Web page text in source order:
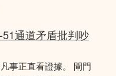
通道矛盾批判吵
事正直看證據。 閘門